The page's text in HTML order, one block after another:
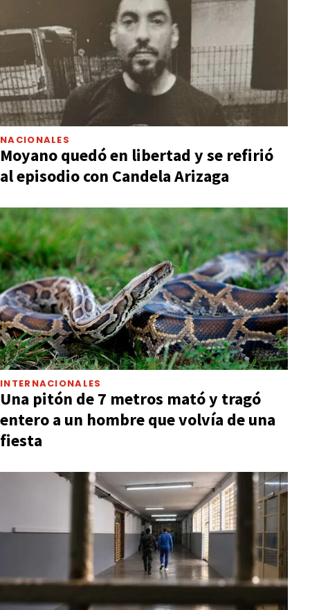
NACIONALES
Moyano quedó en libertad y se refirió
al episodio con Candela Arizaga
INTERNACIONALES
Una pitón de 7 metros mató y tragó
entero a un hombre que volvía de una
fiesta